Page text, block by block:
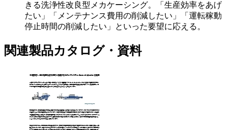
きる洗浄性改良型メカケーシング。「生産効率をあげ
たい」「メンテナンス費用の削減したい」「運転稼動
停止時間の削減したい」といった要望に応える。
関連製品カタログ・資料